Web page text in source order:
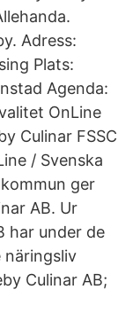
Adress:
Plats:
Agenda:
OnLine
Culinar FSSC
/ Svenska
ger
AB. Ur
har under de
näringsliv
Culinar AB;